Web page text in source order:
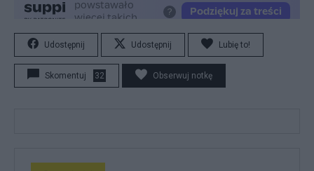
Udostępnij Udostępnij Lubię to!
Skomentuj 32 Obserwuj notkę